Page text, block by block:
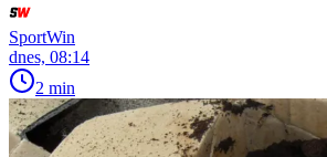
SportWin
dnes, 08:14
2 min